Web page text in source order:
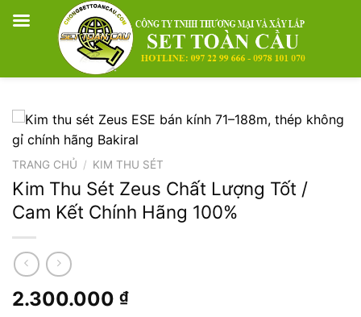
content
TRANG CHỦ / KIM THU SÉT
Kim Thu Sét Zeus Chất Lượng Tốt /
Cam Kết Chính Hãng 100%
2.300.000 ₫